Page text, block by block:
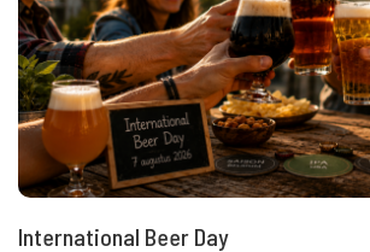
International Beer Day